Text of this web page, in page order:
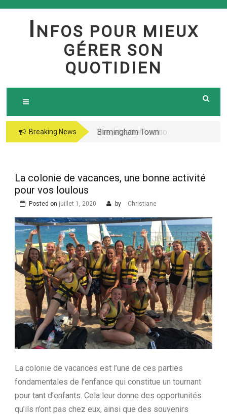
Skip
I NFOS POUR MIEUX
GÉRER SON
QUOTIDIEN
Breaking News
Birmingham Town
The jetsetter casino
lord of your sea pokie
Harbors Mercantile
Office Solutions Pvt
Ltd.
La colonie de vacances, une bonne activité
pour vos loulous
Posted on juillet 1, 2020 by Christiane
La colonie de vacances est l’une de ces parties
fondamentales de l’enfance qui constitue un tournant
pour tant d’enfants. Cela leur donne des opportunités
qu’ils n’ont pas chez eux, ainsi que des souvenirs